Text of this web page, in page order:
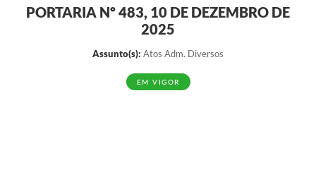
Ouvidoria
PORTARIA Nº 483, 10 DE DEZEMBRO DE
2025
Assunto(s): Atos Adm. Diversos
EM VIGOR